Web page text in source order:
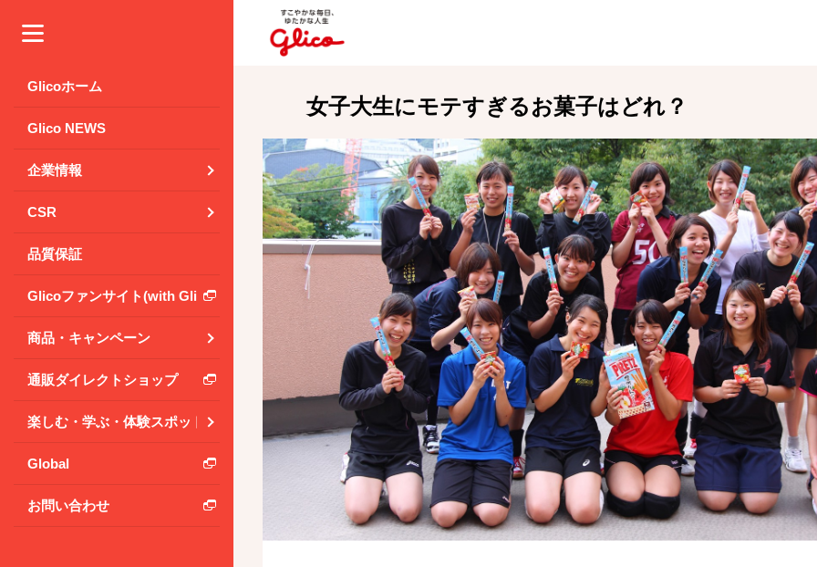
Glicoホーム
Glico NEWS
企業情報
CSR
品質保証
Glicoファンサイト(with Glico Park)
商品・キャンペーン
通販ダイレクトショップ
楽しむ・学ぶ・体験スポット
Global
お問い合わせ
女子大生にモテすぎるお菓子はどれ？